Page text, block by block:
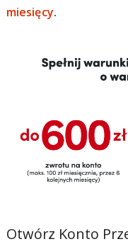
miesięcy.
Otwórz Konto